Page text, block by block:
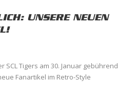
UNSERE NEUEN
SCL Tigers am 30. Januar gebührend
Fanartikel im Retro-Style